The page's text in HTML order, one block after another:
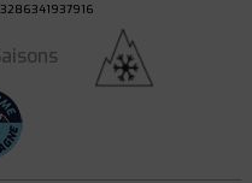
3286341937916